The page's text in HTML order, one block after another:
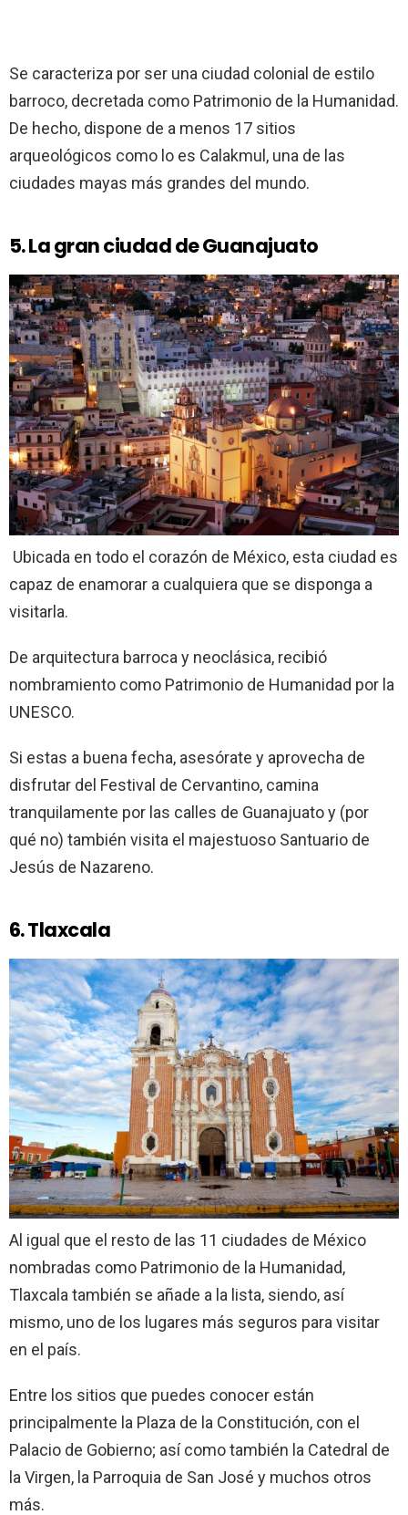
Se caracteriza por ser una ciudad colonial de estilo
barroco, decretada como Patrimonio de la Humanidad.
De hecho, dispone de a menos 17 sitios
arqueológicos como lo es Calakmul, una de las
ciudades mayas más grandes del mundo.
5. La gran ciudad de Guanajuato
Ubicada en todo el corazón de México, esta ciudad es
capaz de enamorar a cualquiera que se disponga a
visitarla.
De arquitectura barroca y neoclásica, recibió
nombramiento como Patrimonio de Humanidad por la
UNESCO.
Si estas a buena fecha, asesórate y aprovecha de
disfrutar del Festival de Cervantino, camina
tranquilamente por las calles de Guanajuato y (por
qué no) también visita el majestuoso Santuario de
Jesús de Nazareno.
6. Tlaxcala
Al igual que el resto de las 11 ciudades de México
nombradas como Patrimonio de la Humanidad,
Tlaxcala también se añade a la lista, siendo, así
mismo, uno de los lugares más seguros para visitar
en el país.
Entre los sitios que puedes conocer están
principalmente la Plaza de la Constitución, con el
Palacio de Gobierno; así como también la Catedral de
la Virgen, la Parroquia de San José y muchos otros
más.